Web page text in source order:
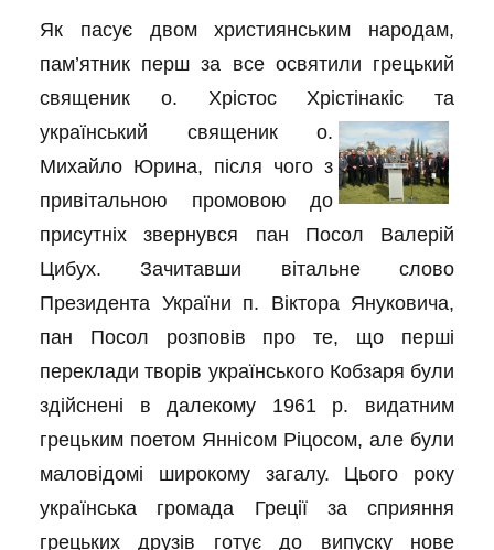
Як пасує двом християнським народам,
пам’ятник перш за все освятили грецький
священик о. Хрістос Хрістінакіс та
український священик о.
Михайло Юрина, після чого з
привітальною промовою до
присутніх звернувся пан Посол Валерій
Цибух. Зачитавши вітальне слово
Президента України п. Віктора Януковича,
пан Посол розповів про те, що перші
переклади творів українського Кобзаря були
здійснені в далекому 1961 р. видатним
грецьким поетом Яннісом Ріцосом, але були
маловідомі широкому загалу. Цього року
українська громада Греції за сприяння
грецьких друзів готує до випуску нове